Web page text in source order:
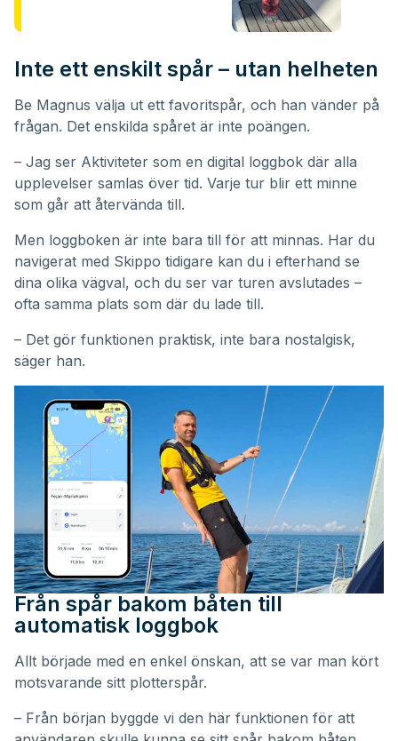
Inte ett enskilt spår – utan helheten
Be Magnus välja ut ett favoritspår, och han vänder på
frågan. Det enskilda spåret är inte poängen.
– Jag ser Aktiviteter som en digital loggbok där alla
upplevelser samlas över tid. Varje tur blir ett minne
som går att återvända till.
Men loggboken är inte bara till för att minnas. Har du
navigerat med Skippo tidigare kan du i efterhand se
dina olika vägval, och du ser var turen avslutades –
ofta samma plats som där du lade till.
– Det gör funktionen praktisk, inte bara nostalgisk,
säger han.
Från spår bakom båten till
automatisk loggbok
Allt började med en enkel önskan, att se var man kört
motsvarande sitt plotterspår.
– Från början byggde vi den här funktionen för att